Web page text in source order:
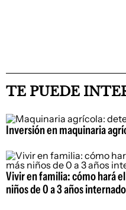
TE PUEDE
Inversión en maquinaria
Vivir en familia: cómo hará
niños de 0 a 3 años